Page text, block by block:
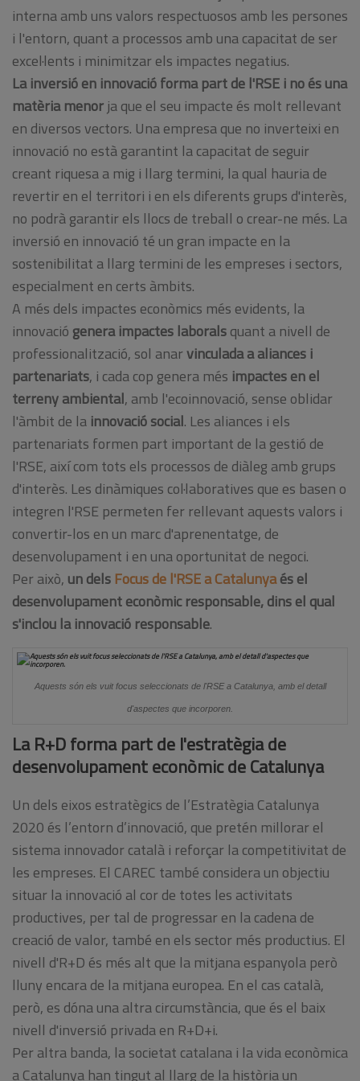
interna amb uns valors respectuosos amb les persones
i l'entorn, quant a processos amb una capacitat de ser
excel·lents i minimitzar els impactes negatius.
La inversió en innovació forma part de l'RSE i no és una
matèria menorja que el seu impacte és molt rellevant
en diversos vectors. Una empresa que no inverteixi en
innovació no està garantint la capacitat de seguir
creant riquesa a mig i llarg termini, la qual hauria de
revertir en el territori i en els diferents grups d'interès,
no podrà garantir els llocs de treball o crear-ne més. La
inversió en innovació té un gran impacte en la
sostenibilitat a llarg termini de les empreses i sectors,
especialment en certs àmbits.
A més dels impactes econòmics més evidents, la
innovació genera impactes laboralsquant a nivell de
professionalització, sol anarvinculada a aliances i
partenariats, i cada cop genera més impactes en el
terreny ambiental, amb l'ecoinnovació, sense oblidar
l'àmbit de la innovació social. Les aliances i els
partenariats formen part important de la gestió de
l'RSE, així com tots els processos de diàleg amb grups
d'interès. Les dinàmiques col·laboratives que es basen o
integren l'RSE permeten fer rellevant aquests valors i
convertir-los en un marc d'aprenentatge, de
desenvolupament i en una oportunitat de negoci.
Per això, un delsFocus de l'RSE a Catalunyaés el
desenvolupament econòmic responsable, dins el qual
s'inclou la innovació responsable.
Aquests són els vuit focus seleccionats de l'RSE a Catalunya, amb el detall
d'aspectes que incorporen.
La R+D forma part de l'estratègia de
desenvolupament econòmic de Catalunya
Un dels eixos estratègics de l’Estratègia Catalunya
2020 és l’entorn d’innovació, que pretén millorar el
sistema innovador català i reforçar la competitivitat de
les empreses. El CAREC també considera un objectiu
situar la innovació al cor de totes les activitats
productives, per tal de progressar en la cadena de
creació de valor, també en els sector més productius. El
nivell d'R+D és més alt que la mitjana espanyola però
lluny encara de la mitjana europea. En el cas català,
però, es dóna una altra circumstància, que és el baix
nivell d'inversió privada en R+D+i.
Per altra banda, la societat catalana i la vida econòmica
a Catalunya han tingut al llarg de la història un